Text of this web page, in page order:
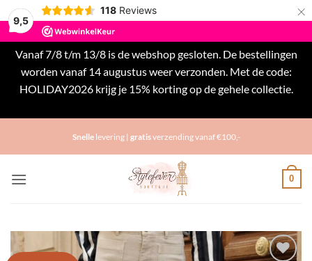
9,5
118 Reviews ×
Vanaf 7/8 t/m 13/8 is de webshop gesloten. De bestellingen
worden vanaf 14 augustus weer verzonden. Met de code:
HOLIDAY2026 krijg je 15% korting op de gehele collectie.
Snellelevering | gratisverzending vanaf €100,-
0